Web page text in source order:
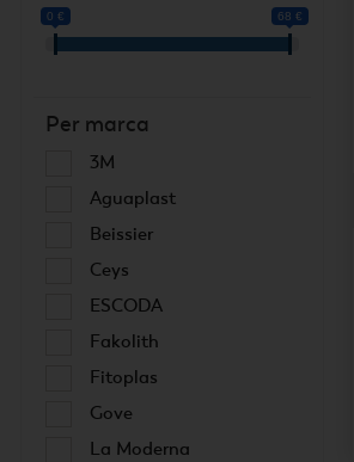
0 € 68 €
Per marca
3M
Aguaplast
Beissier
Ceys
ESCODA
Fakolith
Fitoplas
Gove
La Moderna